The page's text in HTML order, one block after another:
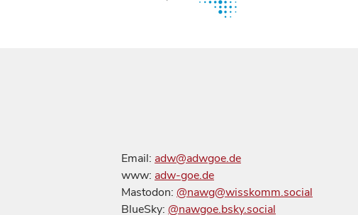
Email: adw@adwgoe.de
www: adw-goe.de
Mastodon: @nawg@wisskomm.social
BlueSky: @nawgoe.bsky.social